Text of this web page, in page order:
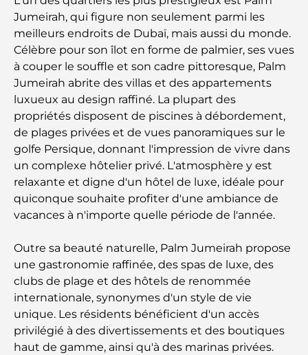
Restaurants italiens du centre-ville de Dubaï : un
avant-goût d'Italie au cœur de la ville
Les 7 meilleures salles de sport de Dubai Hills : le
summum du fitness
Le guide ultime des restaurants gastronomiques
de Palm Jumeirah
Découvrez les meilleurs petits-déjeuners de
Business Bay, à Dubaï.
complets pour tous
Lamborghini les plus chères jamais construites : la
liste ultime des collectionneurs
L'école GEMS la plus chère de Dubaï : un guide
complet pour les parents
Jumeirah, qui figure non seulement parmi les
meilleurs endroits de Dubaï, mais aussi du monde.
Célèbre pour son îlot en forme de palmier, ses vues
à couper le souffle et son cadre pittoresque, Palm
Jumeirah abrite des villas et des appartements
luxueux au design raffiné. La plupart des
propriétés disposent de piscines à débordement,
de plages privées et de vues panoramiques sur le
golfe Persique, donnant l'impression de vivre dans
un complexe hôtelier privé. L'atmosphère y est
relaxante et digne d'un hôtel de luxe, idéale pour
quiconque souhaite profiter d'une ambiance de
vacances à n'importe quelle période de l'année.
Outre sa beauté naturelle, Palm Jumeirah propose
une gastronomie raffinée, des spas de luxe, des
clubs de plage et des hôtels de renommée
internationale, synonymes d'un style de vie
unique. Les résidents bénéficient d'un accès
privilégié à des divertissements et des boutiques
haut de gamme, ainsi qu'à des marinas privées.